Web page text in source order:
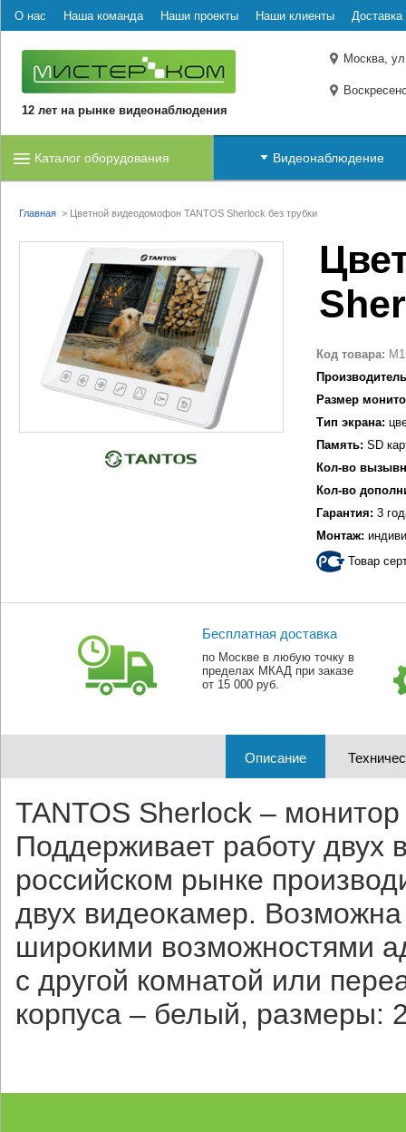
О нас Наша команда Наши проекты Наши клиенты Доставка
12 лет на рынке видеонаблюдения
Москва,
Каталог оборудования Видеонаблюдение
Главная > Цветной видеодомофон TANTOS Sherlock без трубки
Код товара:
Размер
Тип экрана:
Память: SD
Кол-во
Кол-во
Гарантия: 3
Монтаж:
Товар
Бесплатная доставка
по Москве в любую точку в
пределах МКАД при заказе
от 15 000 руб.
Описание
TANTOS Sherlock –
Поддерживает работу двух
российском рынке
двух видеокамер.
широкими возможностями
с другой комнатой или
корпуса – белый, размеры: